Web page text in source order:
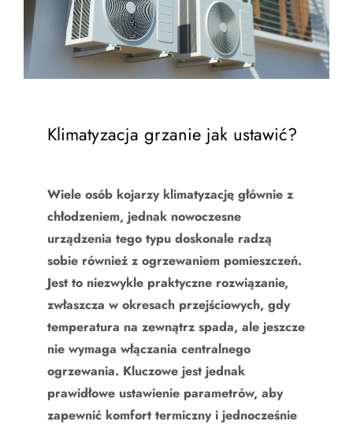
Klimatyzacja grzanie jak ustawić?
Wiele osób kojarzy klimatyzację głównie z
chłodzeniem, jednak nowoczesne
urządzenia tego typu doskonale radzą
sobie również z ogrzewaniem pomieszczeń.
Jest to niezwykle praktyczne rozwiązanie,
zwłaszcza w okresach przejściowych, gdy
temperatura na zewnątrz spada, ale jeszcze
nie wymaga włączania centralnego
ogrzewania. Kluczowe jest jednak
prawidłowe ustawienie parametrów, aby
zapewnić komfort termiczny i jednocześnie